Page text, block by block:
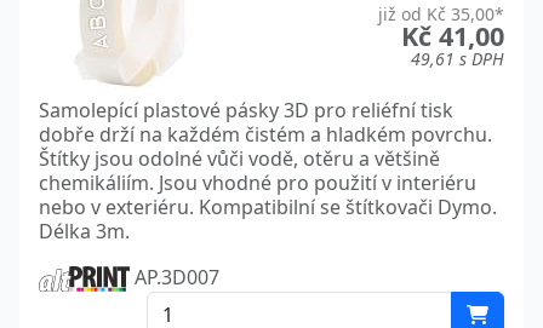
již od Kč 35,00*
Kč 41,00
49,61 s DPH
Samolepící plastové pásky 3D pro reliéfní tisk
dobře drží na každém čistém a hladkém povrchu.
Štítky jsou odolné vůči vodě, otěru a většině
chemikáliím. Jsou vhodné pro použití v interiéru
nebo v exteriéru. Kompatibilní se štítkovači Dymo.
Délka 3m.
AP.3D007